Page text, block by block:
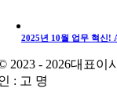
2025년 10월 업무 혁신!
2023 - 2026대표이
: 고 명